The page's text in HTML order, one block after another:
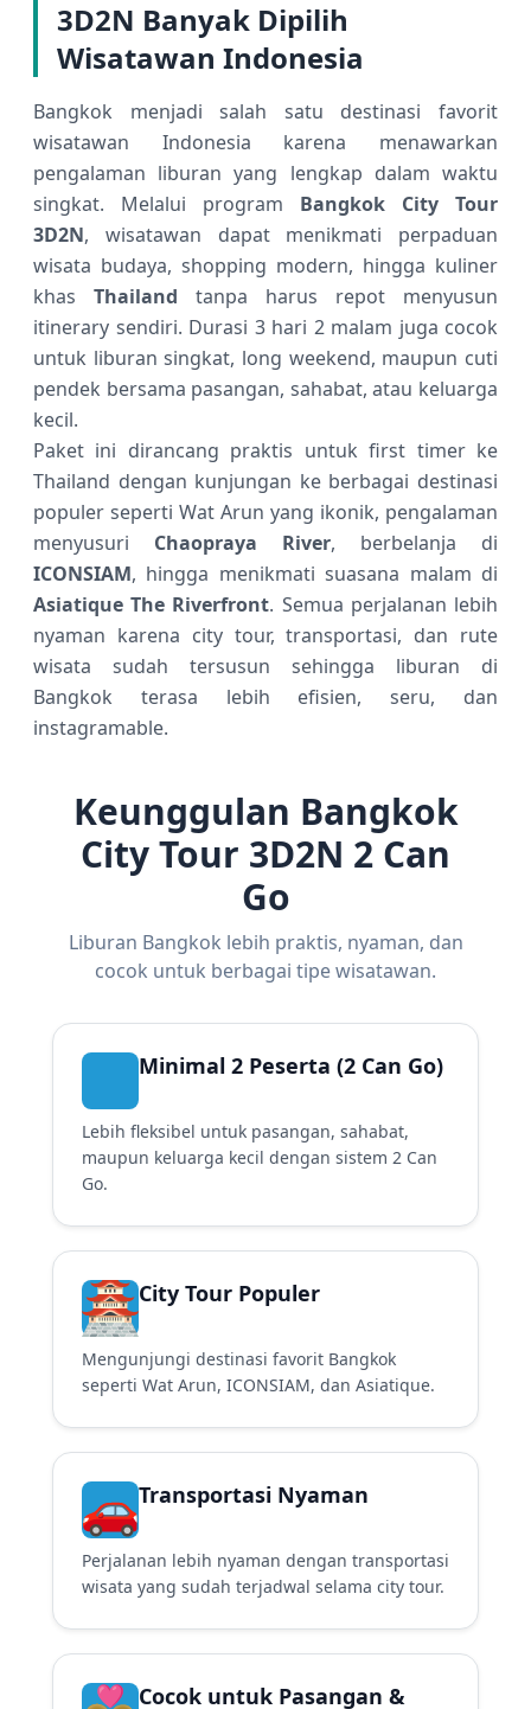
3D2N Banyak Dipilih
Wisatawan Indonesia
Bangkok menjadi salah satu destinasi favorit
wisatawan Indonesia karena menawarkan
pengalaman liburan yang lengkap dalam waktu
singkat. Melalui program Bangkok City Tour
3D2N, wisatawan dapat menikmati perpaduan
wisata budaya, shopping modern, hingga kuliner
khas Thailand tanpa harus repot menyusun
itinerary sendiri. Durasi 3 hari 2 malam juga cocok
untuk liburan singkat, long weekend, maupun cuti
pendek bersama pasangan, sahabat, atau keluarga
kecil.
Paket ini dirancang praktis untuk first timer ke
Thailand dengan kunjungan ke berbagai destinasi
populer seperti Wat Arun yang ikonik, pengalaman
menyusuri Chaopraya River, berbelanja di
ICONSIAM, hingga menikmati suasana malam di
Asiatique The Riverfront. Semua perjalanan lebih
nyaman karena city tour, transportasi, dan rute
wisata sudah tersusun sehingga liburan di
Bangkok terasa lebih efisien, seru, dan
instagramable.
Keunggulan Bangkok
City Tour 3D2N 2 Can
Go
Liburan Bangkok lebih praktis, nyaman, dan
cocok untuk berbagai tipe wisatawan.
Minimal 2 Peserta (2 Can Go)
Lebih fleksibel untuk pasangan, sahabat,
maupun keluarga kecil dengan sistem 2 Can
Go.
City Tour Populer
Mengunjungi destinasi favorit Bangkok
seperti Wat Arun, ICONSIAM, dan Asiatique.
Transportasi Nyaman
Perjalanan lebih nyaman dengan transportasi
wisata yang sudah terjadwal selama city tour.
Cocok untuk Pasangan &